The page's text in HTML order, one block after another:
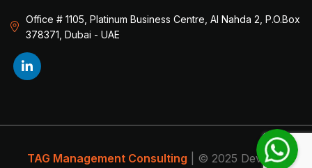
Office # 1105, Platinum Business Centre, Al Nahda 2, P.O.Box
378371, Dubai - UAE
TAG Management Consulting | © 2025 Develop